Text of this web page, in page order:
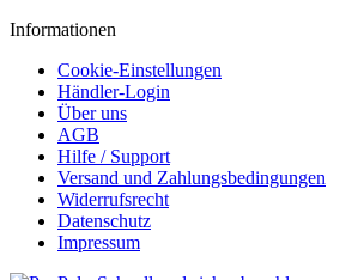
Informationen
Cookie-Einstellungen
Händler-Login
Über uns
AGB
Hilfe / Support
Versand und Zahlungsbedingungen
Widerrufsrecht
Datenschutz
Impressum